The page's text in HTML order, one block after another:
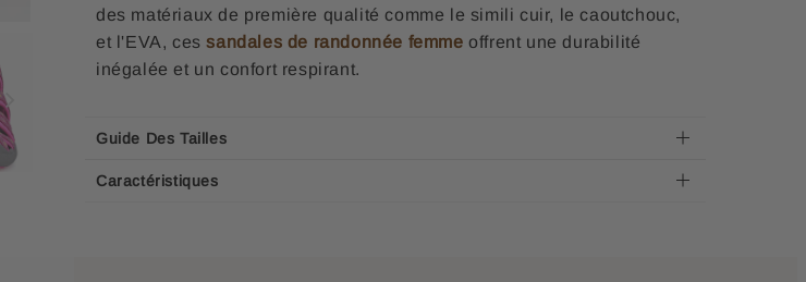
des matériaux de première qualité comme le simili cuir, le caoutchouc,
et l'EVA, cessandales de randonnée femme offrent une durabilité
inégalée et un confort respirant.
Guide Des Tailles
Caractéristiques